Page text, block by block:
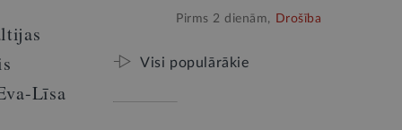
Līsa
Pirms 2 dienām, Drošība
Visi populārākie